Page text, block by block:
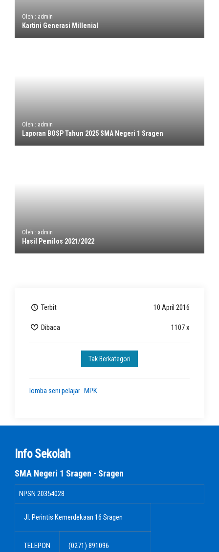
Oleh : admin
Kartini Generasi Millenial
Oleh : admin
Laporan BOSP Tahun 2025 SMA Negeri 1 Sragen
Oleh : admin
Hasil Pemilos 2021/2022
Terbit 10 April 2016
Dibaca 1107 x
Tak Berkategori
lomba seni pelajar MPK
Info Sekolah
SMA Negeri 1 Sragen - Sragen
NPSN 20354028
Jl. Perintis Kemerdekaan 16 Sragen
TELEPON (0271) 891096